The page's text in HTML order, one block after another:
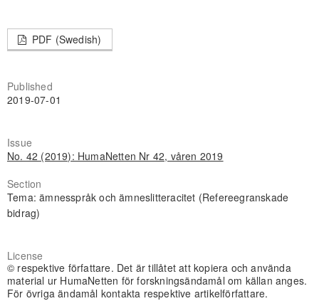
PDF (Swedish)
Published
2019-07-01
Issue
No. 42 (2019): HumaNetten Nr 42, våren 2019
Section
Tema: ämnesspråk och ämneslitteracitet (Refereegranskade
bidrag)
License
© respektive författare. Det är tillåtet att kopiera och använda
material ur HumaNetten för forskningsändamål om källan anges.
För övriga ändamål kontakta respektive artikelförfattare.